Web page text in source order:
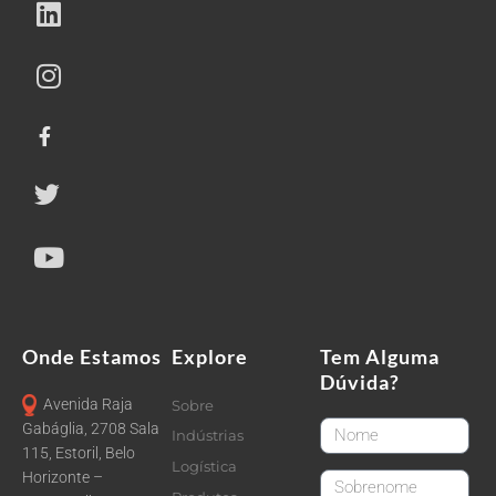
Onde Estamos
Avenida Raja
Gabáglia, 2708 Sala
115, Estoril, Belo
Horizonte –
Explore
Sobre
Indústrias
Logística
Tem Alguma
Dúvida?
FirstName
LastName